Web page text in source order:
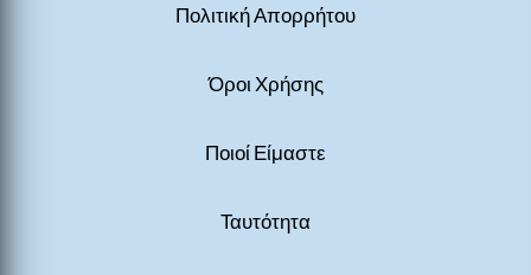
Πολιτική Απορρήτου
Όροι Χρήσης
Ποιοί Είμαστε
Ταυτότητα